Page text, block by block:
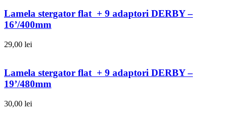
Lamela stergator flat + 9 adaptori DERBY –
16’/400mm
29,00 lei
Lamela stergator flat + 9 adaptori DERBY –
19’/480mm
30,00 lei